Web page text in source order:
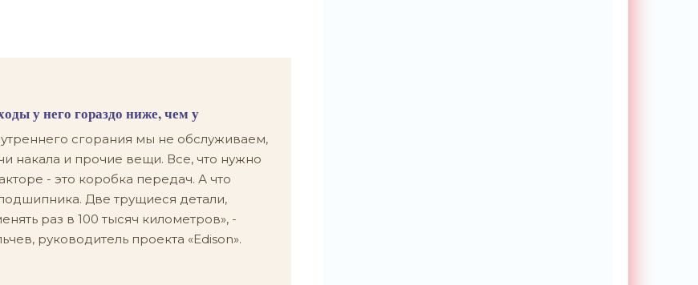
у него гораздо ниже, чем у
сгорания мы не обслуживаем,
накала и прочие вещи. Все, что нужно
- это коробка передач. А что
Две трущиеся детали,
раз в 100 тысяч километров», -
руководитель проекта «Edison».